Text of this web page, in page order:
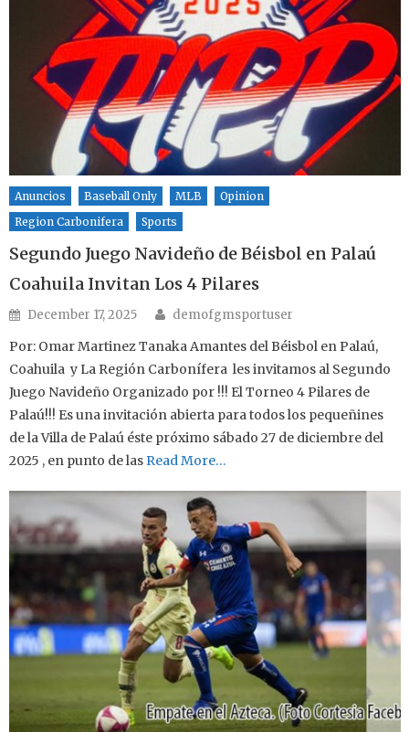
Anuncios Baseball Only MLB
Opinion
Region Carbonifera
Sports
Segundo Juego Navideño de Béisbol en Palaú
Coahuila Invitan Los 4 Pilares
Posted on
December 17, 2025 Author
demofgmsportuser
Por: Omar Martinez Tanaka Amantes del Béisbol en Palaú,
Coahuila y La Región Carbonífera les invitamos al Segundo
Juego Navideño Organizado por !!! El Torneo 4 Pilares de
Palaú!!! Es una invitación abierta para todos los pequeñines
de la Villa de Palaú éste próximo sábado 27 de diciembre del
2025 , en punto de las Read More…